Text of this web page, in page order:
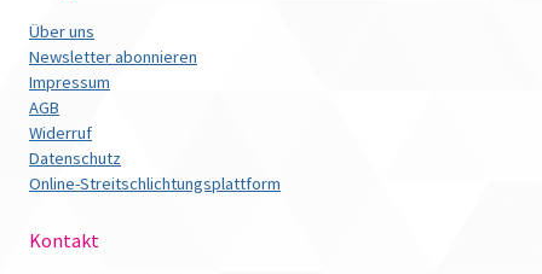
Über uns
Newsletter abonnieren
Impressum
AGB
Widerruf
Datenschutz
Online-Streitschlichtungsplattform
Kontakt